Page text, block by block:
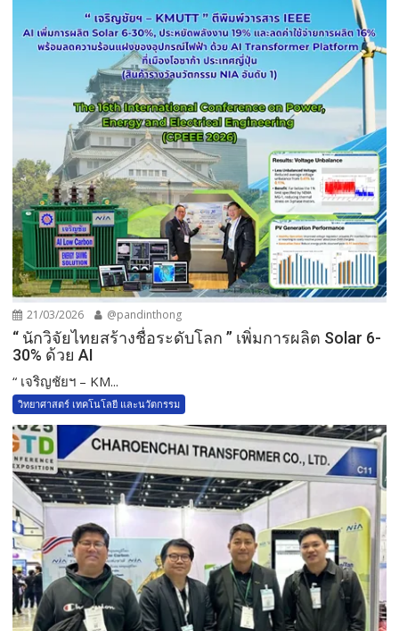
21/03/2026 @pandinthong
“ นักวิจัยไทยสร้างชื่อระดับโลก ” เพิ่มการผลิต Solar 6-
30% ด้วย AI
“ เจริญชัยฯ – KM...
วิทยาศาสตร์ เทคโนโลยี และนวัตกรรม